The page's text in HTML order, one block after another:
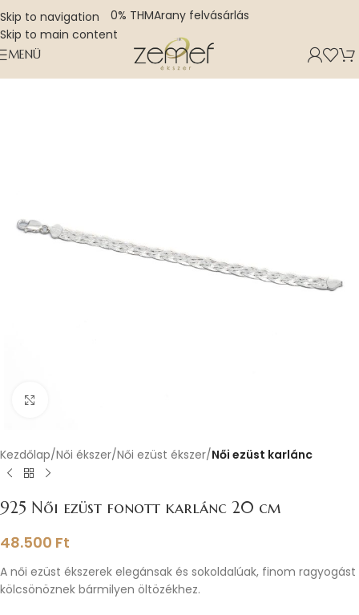
Skip to navigation
Skip to main content
0% THMArany felvásárlás
MENÜ
Kezdőlap Női ékszer Női ezüst ékszer Női ezüst karlánc
925 Női ezüst fonott karlánc 20 cm
48.500 Ft
A női ezüst ékszerek elegánsak és sokoldalúak, finom ragyogást
kölcsönöznek bármilyen öltözékhez.